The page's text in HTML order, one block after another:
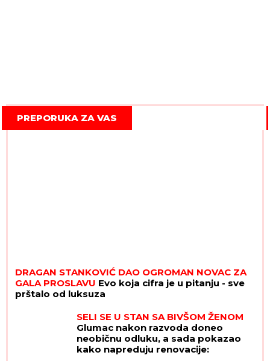
PREPORUKA ZA VAS
DRAGAN STANKOVIĆ DAO OGROMAN NOVAC ZA
GALA PROSLAVU Evo koja cifra je u pitanju - sve
prštalo od luksuza
SELI SE U STAN SA BIVŠOM ŽENOM
Glumac nakon razvoda doneo
neobičnu odluku, a sada pokazao
kako napreduju renovacije: